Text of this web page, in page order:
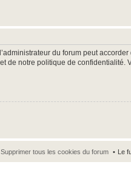
du forum peut
de notre politique de confidentialité.
Le
Supprimer tous les cookies du forum